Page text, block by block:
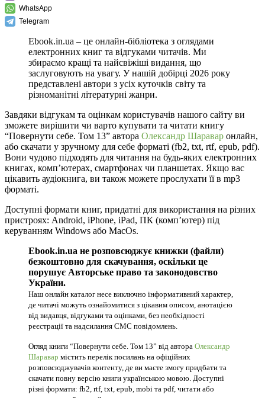
WhatsApp
Telegram
Ebook.in.ua – це онлайн-бібліотека з оглядами
електронних книг та відгуками читачів. Ми
збираємо кращі та найсвіжіші видання, що
заслуговують на увагу. У нашій добірці 2026 року
представлені автори з усіх куточків світу та
різноманітні літературні жанри.
Завдяки відгукам та оцінкам користувачів нашого сайту ви
зможете вирішити чи варто купувати та читати книгу
“Повернути себе. Том 13” автора Олександр Шаравар онлайн,
або скачати у зручному для себе форматі (fb2, txt, rtf, epub, pdf).
Вони чудово підходять для читання на будь-яких електронних
книгах, комп’ютерах, смартфонах чи планшетах. Якщо вас
цікавить аудіокнига, ви також можете прослухати її в mp3
форматі.
Доступні формати книг, придатні для використання на різних
пристроях: Android, iPhone, iPad, ПК (комп’ютер) під
керуванням Windows або MacOs.
Ebook.in.ua не розповсюджує книжки (файли)
безкоштовно для скачування, оскільки це
порушує Авторське право та законодовство
України.
Наш онлайн каталог несе виключно інформативний характер,
де читачі можуть ознайомитися з цікавим описом, анотацією
від видавця, відгуками та оцінками, без необхідності
реєстрації та надсилання СМС повідомлень.
Огляд книги “Повернути себе. Том 13” від автора Олександр
Шаравар містить перелік посилань на офіційних
розповсюджувачів контенту, де ви маєте змогу придбати та
скачати повну версію книги українською мовою. Доступні
різні формати: fb2, rtf, txt, epub, mobi та pdf, читати або